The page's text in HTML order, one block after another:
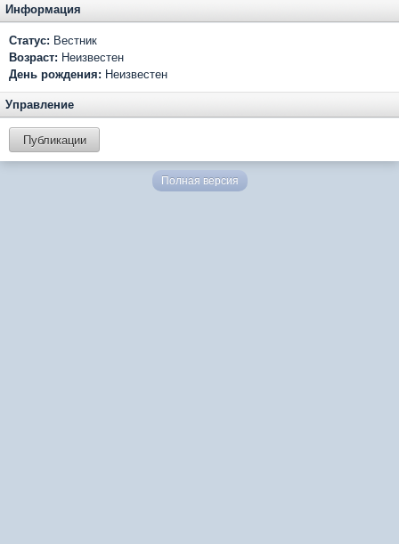
Информация
Статус: Вестник
Возраст: Неизвестен
День рождения: Неизвестен
Управление
Публикации
Полная версия